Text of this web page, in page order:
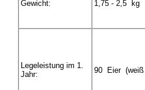
Gewicht: 1,75 - 2,5 kg
Legeleistung im 1.
Jahr:
90 Eier (weiß